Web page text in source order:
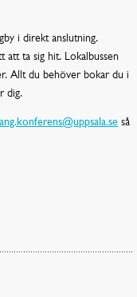
i direkt anslutning.
att ta sig hit. Lokalbussen
Allt du behöver bokar du i
dig.
så